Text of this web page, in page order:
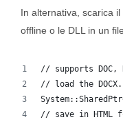
In alternativa, scarica
offline o le DLL in un
// supports DOC,
// load the DOCX.
// save in HTML